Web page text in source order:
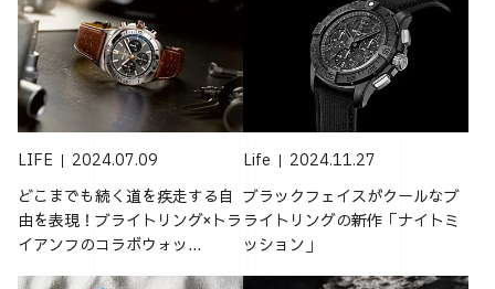
LIFE 2024.07.09
どこまでも続く道を疾走する自
由を表現！ブライトリング×トラ
イアンフのコラボウォッ...
Life 2024.11.27
ブラックフェイスがクールなブ
ライトリングの新作「ナイトミ
ッション」